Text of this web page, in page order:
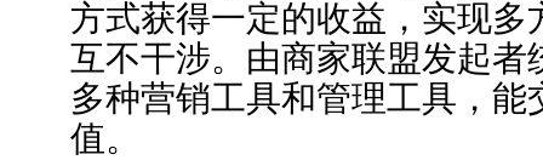
方式获得一定的收益，实现
互不干涉。由商家联盟发起
多种营销工具和管理工具，
值。